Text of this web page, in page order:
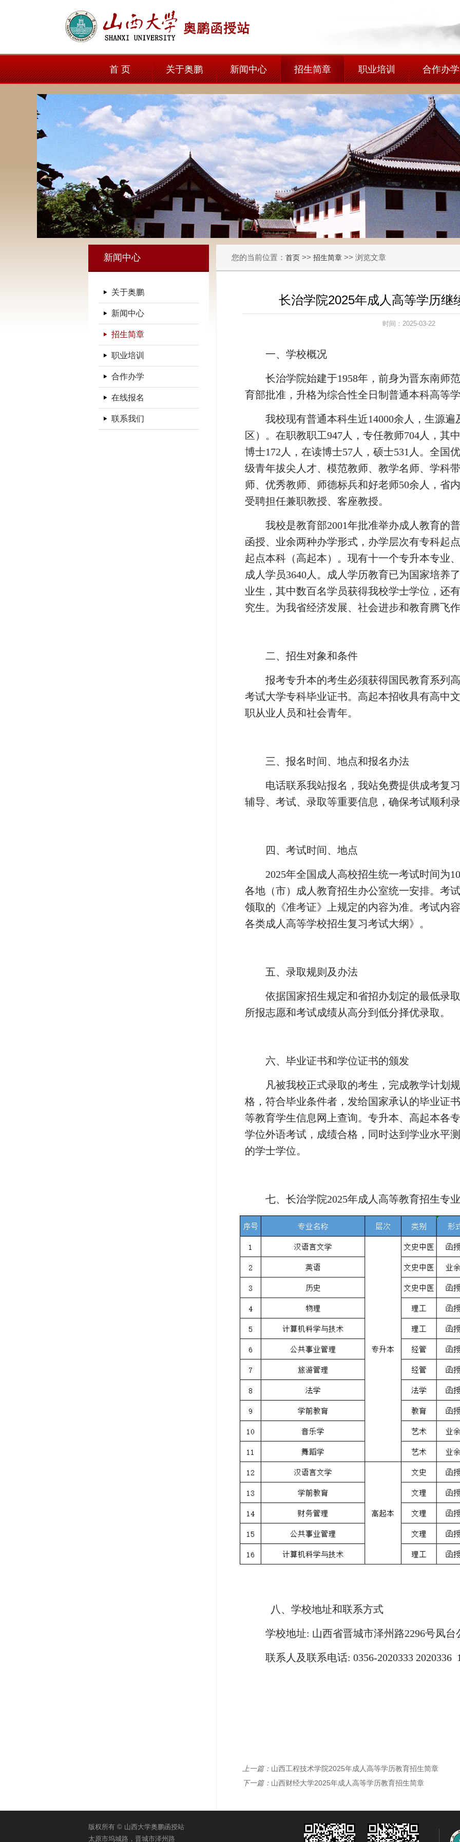
首 页 关于奥鹏 新闻中心 招生简章 职业培训 合作办学
新闻中心
关于奥鹏
新闻中心
招生简章
职业培训
合作办学
在线报名
联系我们
您的当前位置： 首页 >> 招生简章 >> 浏览文章
长治学院2025年成人高等学历继
时间：2025-03-22
一、学校概况
长治学院始建于1958年，前身为晋东南师
育部批准，升格为综合性全日制普通本科高等
我校现有普通本科生近14000余人，生源遍
区）。在职教职工947人，专任教师704人，其
博士172人，在读博士57人，硕士531人。全国
级青年拔尖人才、模范教师、教学名师、学科
师、优秀教师、师德标兵和好老师50余人，省
受聘担任兼职教授、客座教授。
我校是教育部2001年批准举办成人教育的
函授、业余两种办学形式，办学层次有专科起
起点本科（高起本）。现有十一个专升本专业
成人学员3640人。成人学历教育已为国家培养
业生，其中数百名学员获得我校学士学位，还
究生。为我省经济发展、社会进步和教育腾飞
二、招生对象和条件
报考专升本的考生必须获得国民教育系列
考试大学专科毕业证书。高起本招收具有高中
职从业人员和社会青年。
三、报名时间、地点和报名办法
电话联系我站报名，我站免费提供成考复
辅导、考试、录取等重要信息，确保考试顺
四、考试时间、地点
2025年全国成人高校招生统一考试时间为
各地（市）成人教育招生办公室统一安排。考
领取的《准考证》上规定的内容为准。考试内
各类成人高等学校招生复习考试大纲》。
五、录取规则及办法
依据国家招生规定和省招办划定的最低录
所报志愿和考试成绩从高分到低分择优录取。
六、毕业证书和学位证书的颁发
凡被我校正式录取的考生，完成教学计划
格，符合毕业条件者，发给国家承认的毕业证
等教育学生信息网上查询。专升本、高起本各
学位外语考试，成绩合格，同时达到学业水平
的学士学位。
七、长治学院2025年成人高等教育招生专业
八、学校地址和联系方式
学校地址: 山西省晋城市泽州路2296号凤台
联系人及联系电话: 0356-2020333 2020336
上一篇： 山西工程技术学院2025年成人高等学历教育招生简章
下一篇： 山西财经大学2025年成人高等学历教育招生简章
版权所有 © 山西大学奥鹏函授站
太原市坞城路，晋城市泽州路